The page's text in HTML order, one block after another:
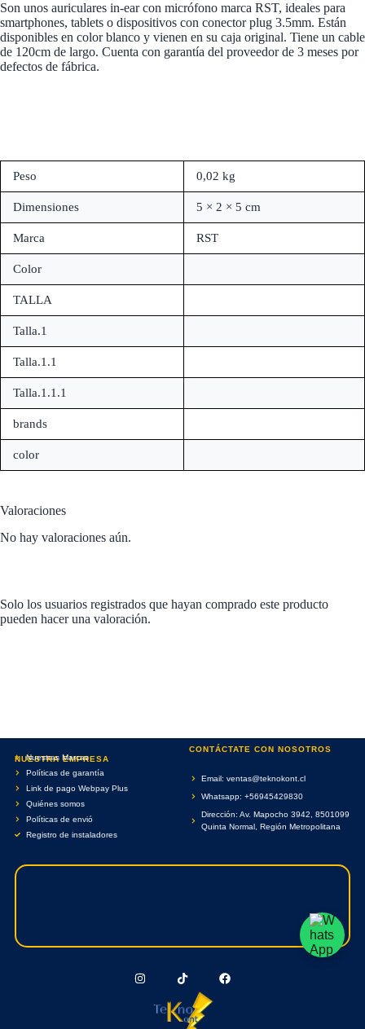
Son unos auriculares in-ear con micrófono marca RST, ideales para
smartphones, tablets o dispositivos con conector plug 3.5mm. Están
disponibles en color blanco y vienen en su caja original. Tiene un cable
de 120cm de largo. Cuenta con garantía del proveedor de 3 meses por
defectos de fábrica.
Peso 0,02 kg
Dimensiones 5 × 2 × 5 cm
Marca RST
Color
TALLA
Talla.1
Talla.1.1
Talla.1.1.1
brands
color
Valoraciones
No hay valoraciones aún.
Solo los usuarios registrados que hayan comprado este producto
pueden hacer una valoración.
NUESTRA EMPRESA
Nuestras Marcas
Políticas de garantía
Link de pago Webpay Plus
Quiénes somos
Políticas de envió
Registro de instaladores
CONTÁCTATE CON NOSOTROS
Email: ventas@teknokont.cl
Whatsapp: +56945429830
Dirección: Av. Mapocho 3942, 8501099
Quinta Normal, Región Metropolitana